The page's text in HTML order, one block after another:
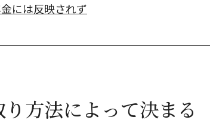
には反映されず
方法によって決まる